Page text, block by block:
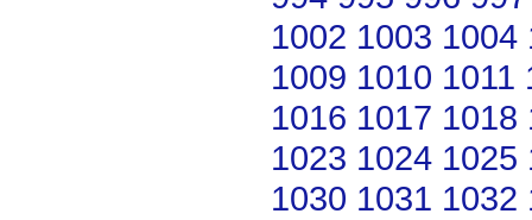
1002 1003 1004
1009 1010 1011
1016 1017 1018
1023 1024 1025
1030 1031 1032